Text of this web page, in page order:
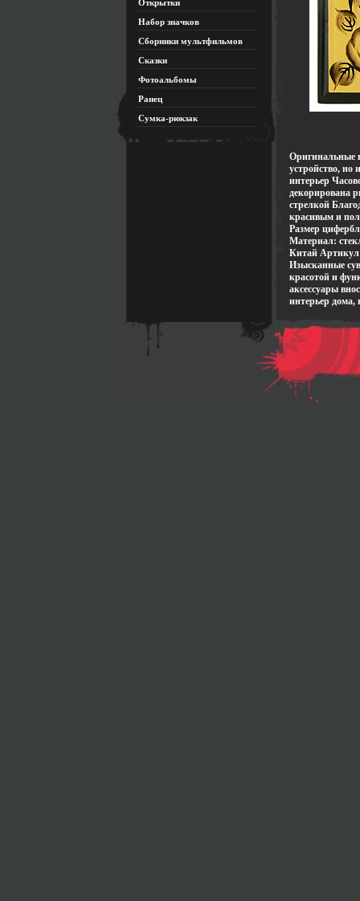
Открытки
Набор значков
Сборники мультфильмов
Сказки
Фотоальбомы
Ранец
Сумка-рюкзак
Оригинальные
устройство, но
интерьер
декорирована
стрелкой
красивым и
Размер
Материал:
Китай
Изысканные
красотой и
аксессуары
интерьер дома,